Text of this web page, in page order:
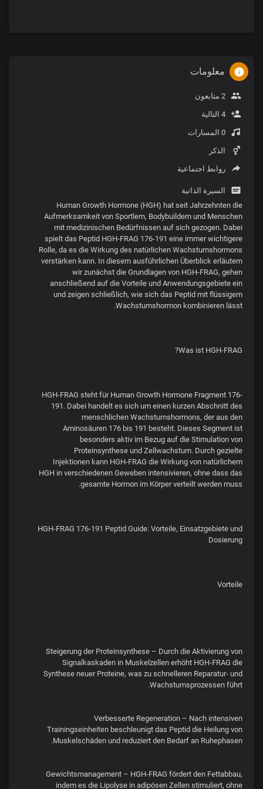
معلومات
الذكر
روابط اجتماعية
السيرة الذاتية
Human Growth Hormone (HGH) hat seit Jahrzehnten die
Aufmerksamkeit von Sportlern, Bodybuildern und Menschen
mit medizinischen Bedürfnissen auf sich gezogen. Dabei
spielt das Peptid HGH-FRAG 176-191 eine immer wichtigere
Rolle, da es die Wirkung des natürlichen Wachstumshormons
verstärken kann. In diesem ausführlichen Überblick erläutern
wir zunächst die Grundlagen von HGH-FRAG, gehen
anschließend auf die Vorteile und Anwendungsgebiete ein
und zeigen schließlich, wie sich das Peptid mit flüssigem
Wachstumshormon kombinieren lässt.
Was ist HGH-FRAG?
HGH-FRAG steht für Human Growth Hormone Fragment 176-
191. Dabei handelt es sich um einen kurzen Abschnitt des
menschlichen Wachstumshormons, der aus den
Aminosäuren 176 bis 191 besteht. Dieses Segment ist
besonders aktiv im Bezug auf die Stimulation von
Proteinsynthese und Zellwachstum. Durch gezielte
Injektionen kann HGH-FRAG die Wirkung von natürlichem
HGH in verschiedenen Geweben intensivieren, ohne dass das
gesamte Hormon im Körper verteilt werden muss.
HGH-FRAG 176-191 Peptid Guide: Vorteile, Einsatzgebiete und
Dosierung
Vorteile
Steigerung der Proteinsynthese – Durch die Aktivierung von
Signalkaskaden in Muskelzellen erhöht HGH-FRAG die
Synthese neuer Proteine, was zu schnelleren Reparatur- und
Wachstumsprozessen führt.
Verbesserte Regeneration – Nach intensiven
Trainingseinheiten beschleunigt das Peptid die Heilung von
Muskelschäden und reduziert den Bedarf an Ruhephasen.
Gewichtsmanagement – HGH-FRAG fördert den Fettabbau,
indem es die Lipolyse in adipösen Zellen stimuliert, ohne